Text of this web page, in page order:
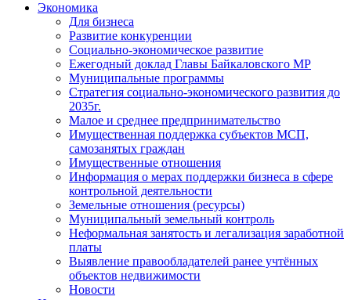
Экономика
Для бизнеса
Развитие конкуренции
Социально-экономическое развитие
Ежегодный доклад Главы Байкаловского МР
Муниципальные программы
Стратегия социально-экономического развития до
2035г.
Малое и среднее предпринимательство
Имущественная поддержка субъектов МСП,
самозанятых граждан
Имущественные отношения
Информация о мерах поддержки бизнеса в сфере
контрольной деятельности
Земельные отношения (ресурсы)
Муниципальный земельный контроль
Неформальная занятость и легализация заработной
платы
Выявление правообладателей ранее учтённых
объектов недвижимости
Новости